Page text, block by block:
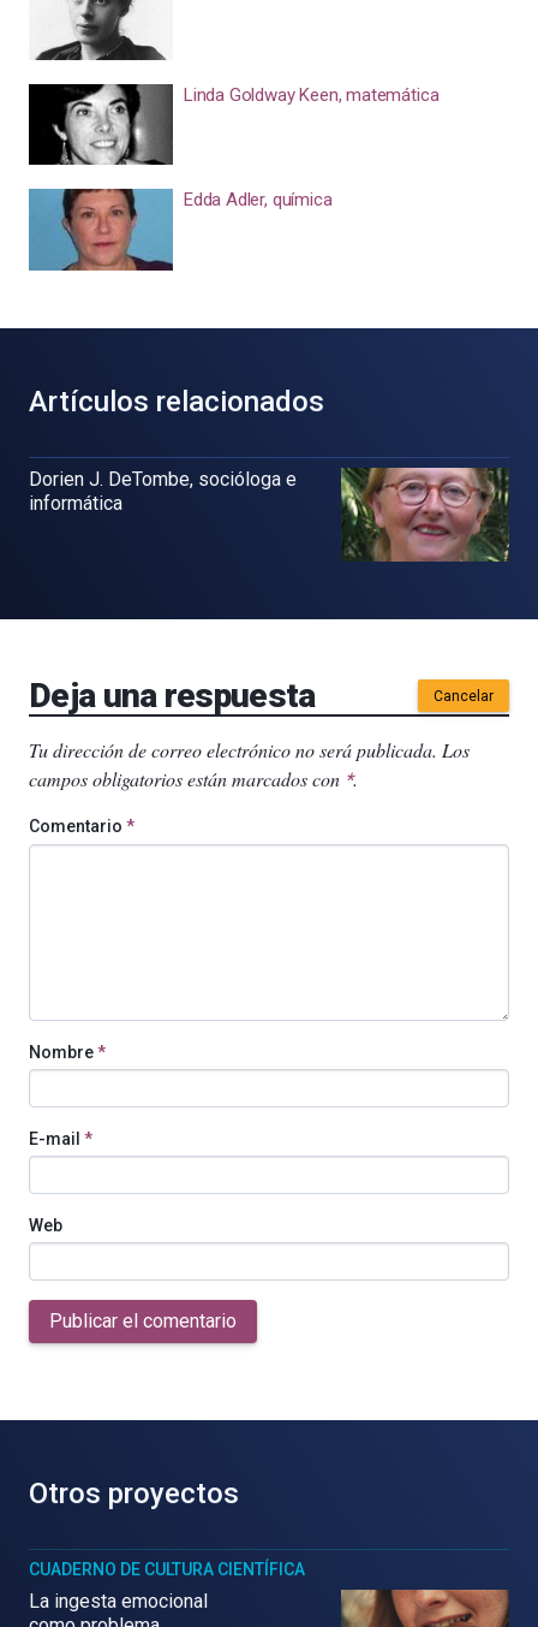
Linda Goldway Keen, matemática
Edda Adler, química
Artículos relacionados
Dorien J. DeTombe, socióloga e
informática
Deja una respuesta Cancelar
Tu dirección de correo electrónico no será publicada. Los
campos obligatorios están marcados con *.
Comentario *
Nombre*
E-mail *
Web
Publicar el comentario
Otros proyectos
CUADERNO DE CULTURA CIENTÍFICA
La ingesta emocional